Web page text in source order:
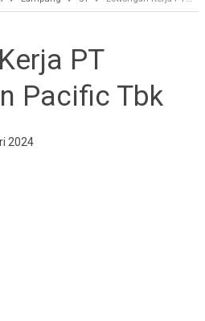
PT
Pacific Tbk
2024